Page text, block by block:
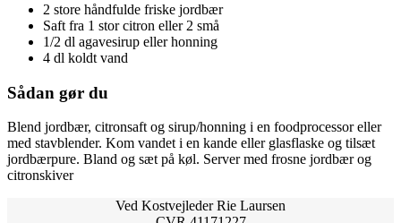
2 store håndfulde friske jordbær
Saft fra 1 stor citron eller 2 små
1/2 dl agavesirup eller honning
4 dl koldt vand
Sådan gør du
Blend jordbær, citronsaft og sirup/honning i en foodprocessor eller
med stavblender. Kom vandet i en kande eller glasflaske og tilsæt
jordbærpure. Bland og sæt på køl. Server med frosne jordbær og
citronskiver
Ved Kostvejleder Rie Laursen